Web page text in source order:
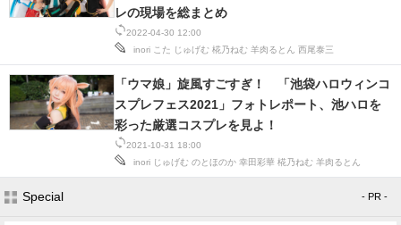
ITエンジニア向け専門サイト
企業向けIT製品の総合サイト
IT製品の技術・比較・事例
製造業のIT導入・活用を支援
モノづくり技術者専門サイト
エレクトロニクス専門サイト
2022-04-30 12:00
inori こた じゅげむ 椛乃ねむ 羊肉るとん 西尾泰三
レの現場を総まとめ
2021-10-31 18:00
inori じゅげむ のとほのか 幸田彩華 椛乃ねむ 羊肉るとん
「ウマ娘」旋風すごすぎ！ 「池袋ハロウィンコ
スプレフェス2021」フォトレポート、池ハロを
彩った厳選コスプレを見よ！
Special - PR -